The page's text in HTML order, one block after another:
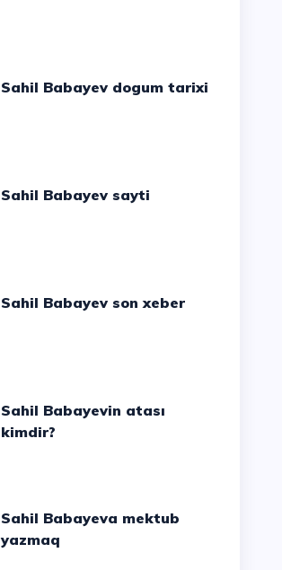
Sahil Babayev dogum tarixi
Sahil Babayev sayti
Sahil Babayev son xeber
Sahil Babayevin atası
kimdir?
Sahil Babayeva mektub
yazmaq